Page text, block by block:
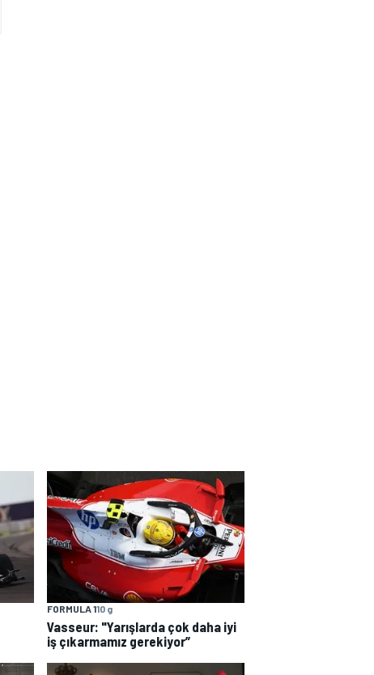
FORMULA 110 g
Vasseur: "Yarışlarda çok daha iyi
iş çıkarmamız gerekiyor”